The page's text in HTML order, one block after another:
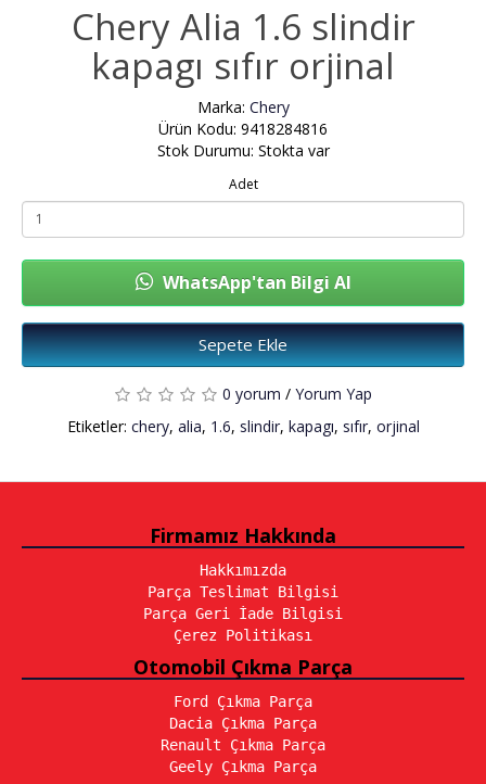
Chery Alia 1.6 slindir
kapagı sıfır orjinal
Marka: Chery
Ürün Kodu: 9418284816
Stok Durumu: Stokta var
Adet
WhatsApp'tan Bilgi Al
Sepete Ekle
0 yorum / Yorum Yap
Etiketler: chery, alia, 1.6, slindir, kapagı, sıfır, orjinal
Firmamız Hakkında
Hakkımızda
Parça Teslimat Bilgisi
Parça Geri İade Bilgisi
Çerez Politikası
Otomobil Çıkma Parça
Ford Çıkma Parça
Dacia Çıkma Parça
Renault Çıkma Parça
Geely Çıkma Parça